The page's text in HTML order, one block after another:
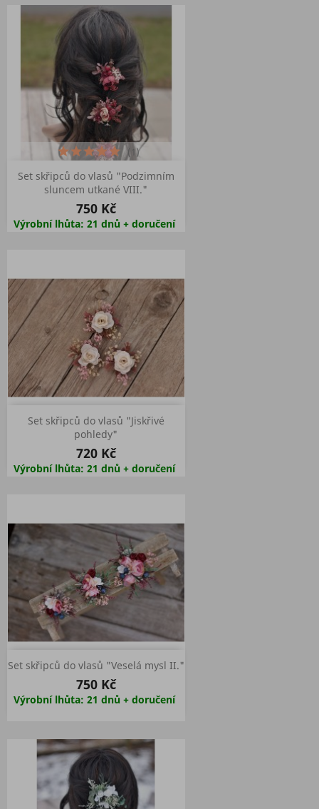
Set skřipců do vlasů "Podzimním
sluncem utkané VIII."
750 Kč
Výrobní lhůta: 21 dnů + doručení
(1)
Set skřipců do vlasů "Jiskřivé
pohledy"
720 Kč
Výrobní lhůta: 21 dnů + doručení
Set skřipců do vlasů "Veselá mysl II."
750 Kč
Výrobní lhůta: 21 dnů + doručení